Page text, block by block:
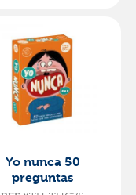
Yo nunca 50
preguntas